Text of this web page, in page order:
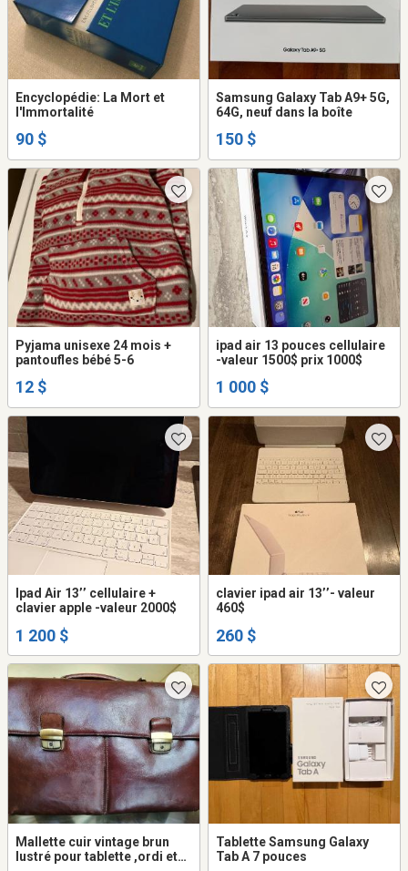
Encyclopédie: La Mort et
l'Immortalité
90 $
Samsung Galaxy Tab A9+ 5G,
64G, neuf dans la boîte
150 $
Pyjama unisexe 24 mois +
pantoufles bébé 5-6
12 $
ipad air 13 pouces cellulaire
-valeur 1500$ prix 1000$
1 000 $
Ipad Air 13’’ cellulaire +
clavier apple -valeur 2000$
1 200 $
clavier ipad air 13’’- valeur
460$
260 $
Mallette cuir vintage brun
lustré pour tablette ,ordi et
Tablette Samsung Galaxy
Tab A 7 pouces